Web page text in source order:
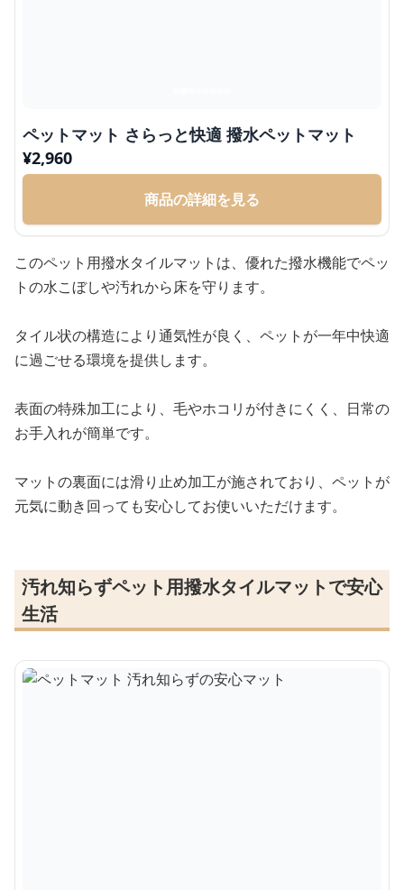
ペットマット さらっと快適 撥水ペットマット
¥2,960
商品の詳細を見る
このペット用撥水タイルマットは、優れた撥水機能でペッ
トの水こぼしや汚れから床を守ります。
タイル状の構造により通気性が良く、ペットが一年中快適
に過ごせる環境を提供します。
表面の特殊加工により、毛やホコリが付きにくく、日常の
お手入れが簡単です。
マットの裏面には滑り止め加工が施されており、ペットが
元気に動き回っても安心してお使いいただけます。
汚れ知らずペット用撥水タイルマットで安心
生活